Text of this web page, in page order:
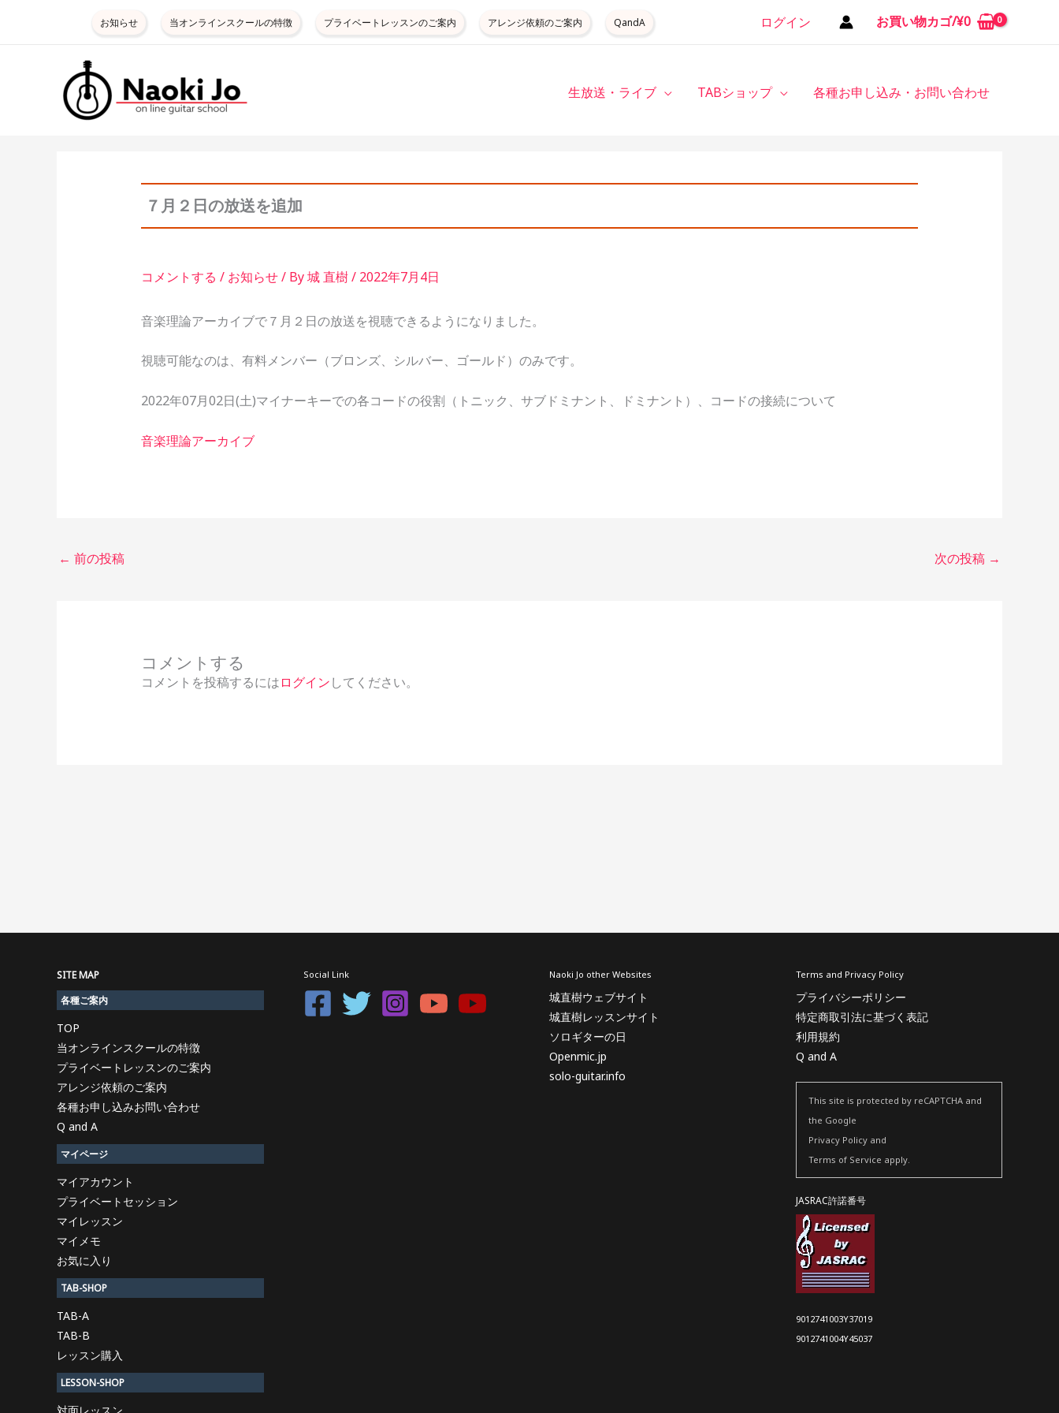
お知らせ 当オンラインスクールの特徴 プライベートレッスンのご案内 アレンジ依頼のご案内 QandA ログイン お買い物カゴ/¥0
生放送・ライブ TABショップ 各種お申し込み・お問い合わせ
７月２日の放送を追加
コメントする / お知らせ/ By城 直樹/ 2022年7月4日
音楽理論アーカイブで７月２日の放送を視聴できるようになりました。
視聴可能なのは、有料メンバー（ブロンズ、シルバー、ゴールド）のみです。
2022年07月02日(土)マイナーキーでの各コードの役割（トニック、サブドミナント、ドミナント）、コードの接続について
音楽理論アーカイブ
← 前の投稿 次の投稿 →
コメントする
コメントを投稿するにはログインしてください。
SITE MAP
各種ご案内
TOP
当オンラインスクールの特徴
プライベートレッスンのご案内
アレンジ依頼のご案内
各種お申し込みお問い合わせ
Q and A
マイページ
マイアカウント
プライベートセッション
マイレッスン
マイメモ
お気に入り
TAB-SHOP
TAB-A
TAB-B
レッスン購入
LESSON-SHOP
Social Link Naoki Jo other Websites
城直樹ウェブサイト
城直樹レッスンサイト
ソロギターの日
Openmic.jp
solo-guitar.info
Terms and Privacy Policy
プライバシーポリシー
特定商取引法に基づく表記
利用規約
Q and A
This site is protected by reCAPTCHA and
the Google
Privacy Policyand
Terms of Service apply.
JASRAC許諾番号
9012741003Y37019
9012741004Y45037